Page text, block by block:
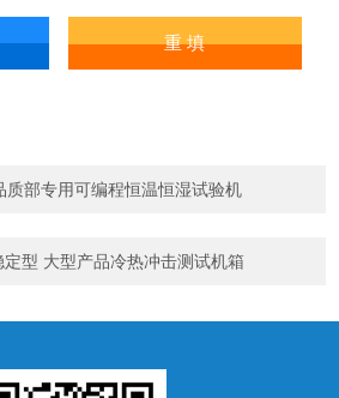
质部专用可编程恒温恒湿试验机
型 大型产品冷热冲击测试机箱